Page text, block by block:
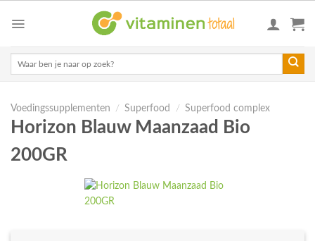
Voedingssupplementen / Superfood / Superfood complex
Horizon Blauw Maanzaad Bio
200GR